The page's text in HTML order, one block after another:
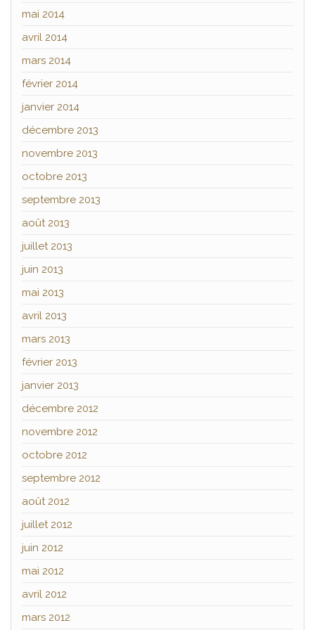
mai 2014
avril 2014
mars 2014
février 2014
janvier 2014
décembre 2013
novembre 2013
octobre 2013
septembre 2013
août 2013
juillet 2013
juin 2013
mai 2013
avril 2013
mars 2013
février 2013
janvier 2013
décembre 2012
novembre 2012
octobre 2012
septembre 2012
août 2012
juillet 2012
juin 2012
mai 2012
avril 2012
mars 2012